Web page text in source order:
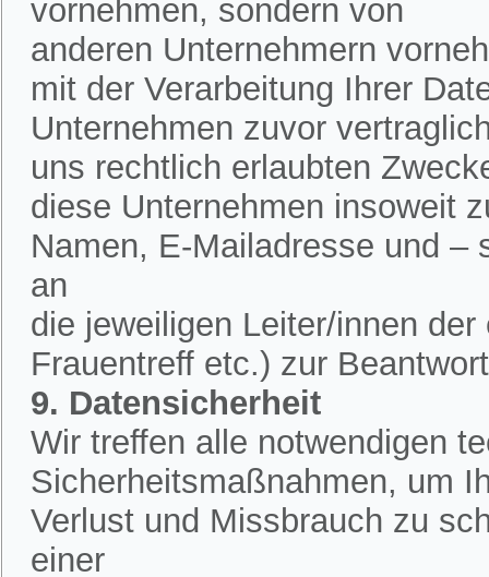
vornehmen, sondern von
anderen Unternehmern
mit der Verarbeitung Ihrer
Unternehmen zuvor
uns rechtlich erlaubten
diese Unternehmen insoweit
Namen, E-Mailadresse und –
an
die jeweiligen Leiter/innen
Frauentreff etc.) zur
9. Datensicherheit
Wir treffen alle notwendigen
Sicherheitsmaßnahmen, um
Verlust und Missbrauch zu
einer